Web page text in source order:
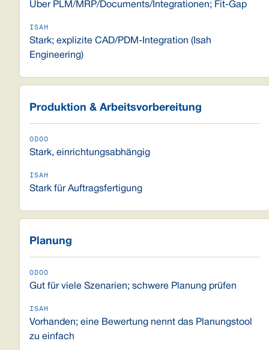
Über PLM/MRP/Documents/Integrationen; Fit-Gap
Stark; explizite CAD/PDM-Integration (Isah
Engineering)
Produktion & Arbeitsvorbereitung
Stark, einrichtungsabhängig
Stark für Auftragsfertigung
Planung
Gut für viele Szenarien; schwere Planung prüfen
Vorhanden; eine Bewertung nennt das Planungstool
zu einfach